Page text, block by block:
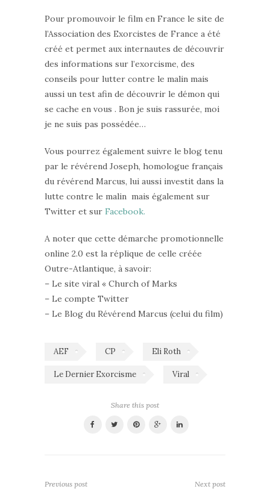
Pour promouvoir le film en France le site de
l’Association des Exorcistes de France a été
créé et permet aux internautes de découvrir
des informations sur l’exorcisme, des
conseils pour lutter contre le malin mais
aussi un test afin de découvrir le démon qui
se cache en vous . Bon je suis rassurée, moi
je ne suis pas possédée…
Vous pourrez également suivre le blog tenu
par le révérend Joseph, homologue français
du révérend Marcus, lui aussi investit dans la
lutte contre le malin mais également sur
Twitter et sur Facebook.
A noter que cette démarche promotionnelle
online 2.0 est la réplique de celle créée
Outre-Atlantique, à savoir:
– Le site viral « Church of Marks
– Le compte Twitter
– Le Blog du Révérend Marcus (celui du film)
AEF CP Eli Roth
Le Dernier Exorcisme Viral
Share this post
Previous post Next post